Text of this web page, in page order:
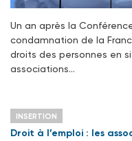
Un an après la
condamnation de la
droits des personnes en
associations…
INSERTION
Droit à l’emploi : les